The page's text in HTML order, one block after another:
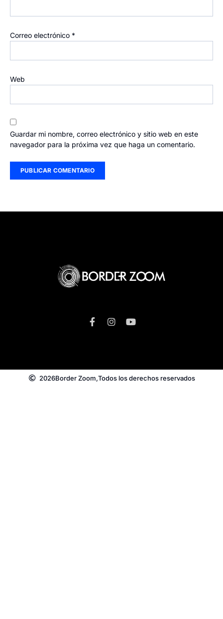
Correo electrónico *
Web
Guardar mi nombre, correo electrónico y sitio web en este
navegador para la próxima vez que haga un comentario.
2026Border Zoom,Todos los derechos reservados